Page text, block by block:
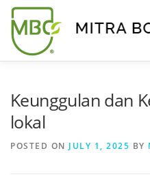
Keunggulan dan
lokal
POSTED ON JULY 1, 2025 BY